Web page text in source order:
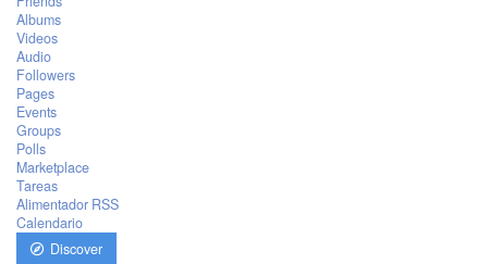
Albums
Videos
Audio
Followers
Pages
Events
Groups
Polls
Marketplace
Tareas
Alimentador RSS
Calendario
Discover